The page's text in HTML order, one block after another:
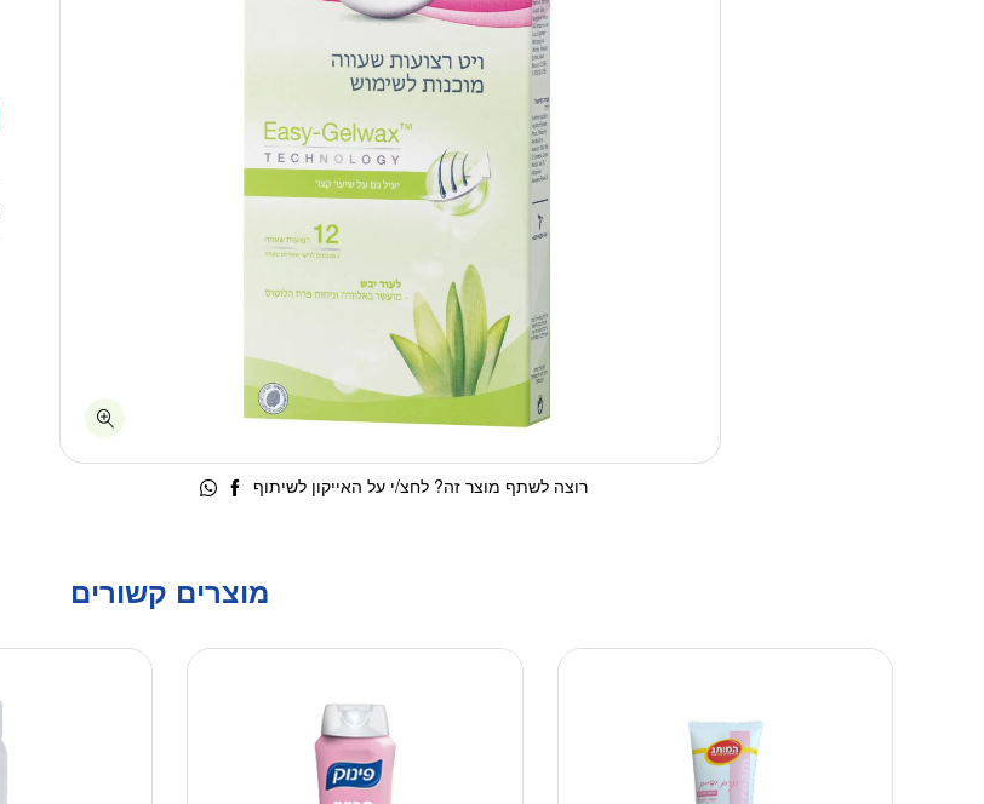
רוצה לשתף מוצר זה? לחצ/י על האייקון לשיתוף
מוצרים קשורים